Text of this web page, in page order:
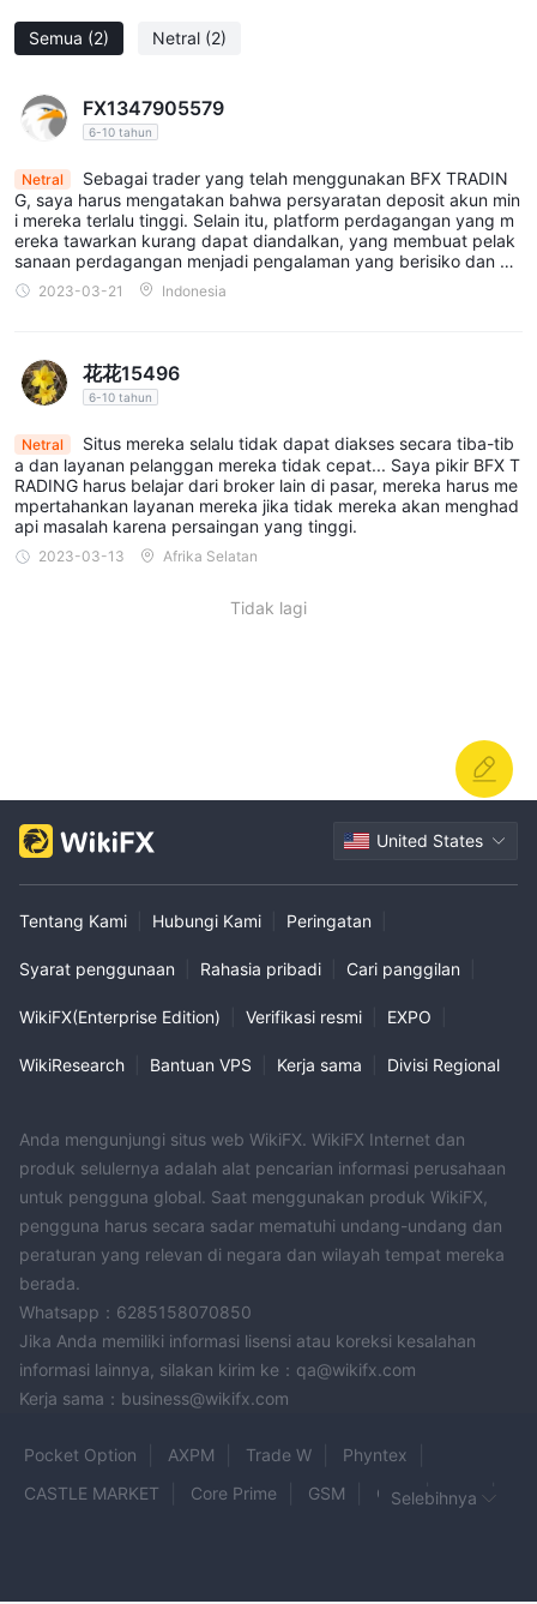
Semua (2) Netral (2)
FX1347905579
6-10 tahun
Netral
Sebagai trader yang telah menggunakan BFX TRADIN
G, saya harus mengatakan bahwa persyaratan deposit akun min
i mereka terlalu tinggi. Selain itu, platform perdagangan yang m
ereka tawarkan kurang dapat diandalkan, yang membuat pelak
sanaan perdagangan menjadi pengalaman yang berisiko dan m
embuat frustrasi. Selain itu, menarik dana dari akun saya terbukt
i cukup menantang, yang merupakan ketidaknyamanan besar. S
2023-03-21 Indonesia
花花15496
6-10 tahun
Netral
Situs mereka selalu tidak dapat diakses secara tiba-tib
a dan layanan pelanggan mereka tidak cepat... Saya pikir BFX T
RADING harus belajar dari broker lain di pasar, mereka harus me
mpertahankan layanan mereka jika tidak mereka akan menghad
api masalah karena persaingan yang tinggi.
2023-03-13 Afrika Selatan
Tidak lagi
United States
Tentang Kami Hubungi Kami Peringatan
Syarat penggunaan Rahasia pribadi Cari panggilan
WikiFX(Enterprise Edition) Verifikasi resmi EXPO
WikiResearch Bantuan VPS Kerja sama Divisi Regional
Anda mengunjungi situs web WikiFX. WikiFX Internet dan
produk selulernya adalah alat pencarian informasi perusahaan
untuk pengguna global. Saat menggunakan produk WikiFX,
pengguna harus secara sadar mematuhi undang-undang dan
peraturan yang relevan di negara dan wilayah tempat mereka
berada.
Whatsapp：6285158070850
Jika Anda memiliki informasi lisensi atau koreksi kesalahan
informasi lainnya, silakan kirim ke：qa@wikifx.com
Kerja sama：business@wikifx.com
Pocket Option AXPM Trade W
Phyntex
CASTLE MARKET
Core Prime GSM QCG
FPM
Selebihnya